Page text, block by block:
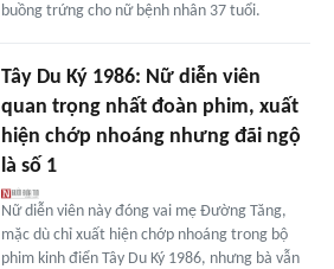
buồng trứng cho nữ bệnh nhân 37 tuổi.
Tây Du Ký 1986: Nữ diễn viên
quan trọng nhất đoàn phim, xuất
hiện chớp nhoáng nhưng đãi ngộ
là số 1
Nữ diễn viên này đóng vai mẹ Đường Tăng,
mặc dù chỉ xuất hiện chớp nhoáng trong bộ
phim kinh điển Tây Du Ký 1986, nhưng bà vẫn